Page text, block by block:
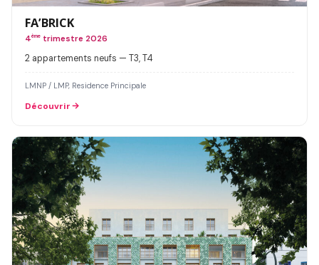
FA’BRICK
4ème trimestre 2026
2 appartements neufs — T3, T4
LMNP / LMP, Residence Principale
Découvrir